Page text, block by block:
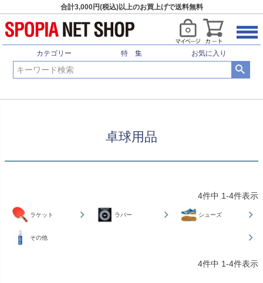
合計3,000円(税込)以上のお買上げで送料無料
カテゴリー 特 集 お気に入り
HOME 卓球用品
卓球用品
4件中 1-4件表示
ラケット ラバー シューズ
その他
4件中 1-4件表示